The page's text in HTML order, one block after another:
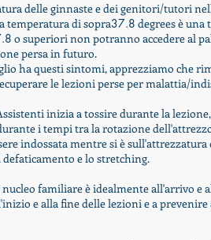
delle ginnaste e dei genitori/tutori
temperatura di sopra37.8 degrees è
o superiori non potranno accedere al
persa in futuro.
ha questi sintomi, apprezziamo che
le lezioni perse per malattia/
inizia a tossire durante la
i tempi tra la rotazione
indossata mentre si è
e lo stretching.
familiare è idealmente all'arrivo e
e alla fine delle lezioni e a